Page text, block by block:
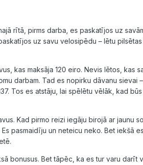
rītā, pirms darba, es paskatījos uz
uz savu velosipēdu – lētu
kas maksāja 120 eiro. Nevis lētos, kas
darbam. Tad es nopirku dāvanu sievai
Tos es atstāju, lai spēlētu vēlāk, kad būs
Kad pirmo reizi iegāju birojā ar jaunu
pasmaidīju un neteicu neko. Bet iekšā
bonusus. Bet tāpēc, ka es tur varu darīt